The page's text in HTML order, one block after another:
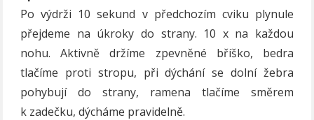
Po výdrži 10 sekund v předchozím cviku plynule
přejdeme na úkroky do strany. 10 x na každou
nohu. Aktivně držíme zpevněné bříško, bedra
tlačíme proti stropu, při dýchání se dolní žebra
pohybují do strany, ramena tlačíme směrem
k zadečku, dýcháme pravidelně.